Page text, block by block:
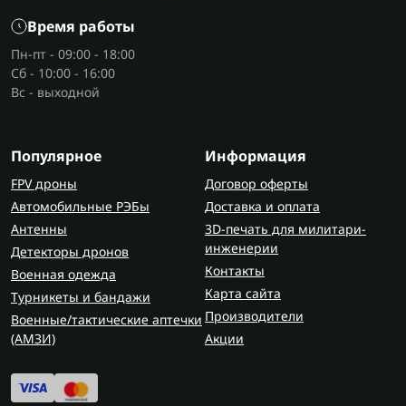
бронежилету или плитоноске.
Вес
— более легкий вариант лучше подходит
для длительного ношения.
Для оптимального баланса между защитой и
службы или задачам.
Где приобрести мягкую
баллистическую защиту 2 класса?
В магазине Flash Army вы можете купить
баллистическую защиту 2 класса напрямую от
производителя. Мы предлагаем
сертифицированные мягкие баллистические
пакеты, прошедшие испытания и
На Flash Army также можно найти надежное
Время работы
Пн-пт - 09:00 - 18:00
Сб - 10:00 - 16:00
Вс - выходной
Популярное
FPV дроны
Автомобильные РЭБы
Антенны
Детекторы дронов
Военная одежда
Турникеты и бандажи
Военные/тактические аптечки
(AMЗИ)
Информация
Договор оферты
Доставка и оплата
3D-печать для милитари-
инженерии
Контакты
Карта сайта
Производители
Акции